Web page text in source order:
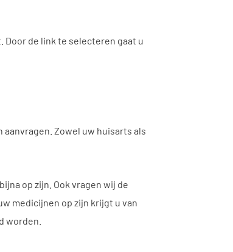
Door de link te selecteren gaat u
Zowel uw huisarts als
op zijn. Ook vragen wij de
medicijnen op zijn krijgt u van
worden.